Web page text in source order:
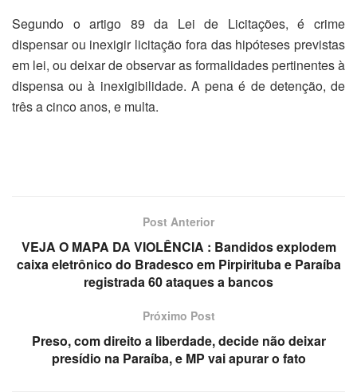
Segundo o artigo 89 da Lei de Licitações, é crime
dispensar ou inexigir licitação fora das hipóteses previstas
em lei, ou deixar de observar as formalidades pertinentes à
dispensa ou à inexigibilidade. A pena é de detenção, de
três a cinco anos, e multa.
Post Anterior
VEJA O MAPA DA VIOLÊNCIA : Bandidos explodem
caixa eletrônico do Bradesco em Pirpirituba e Paraíba
registrada 60 ataques a bancos
Próximo Post
Preso, com direito a liberdade, decide não deixar
presídio na Paraíba, e MP vai apurar o fato